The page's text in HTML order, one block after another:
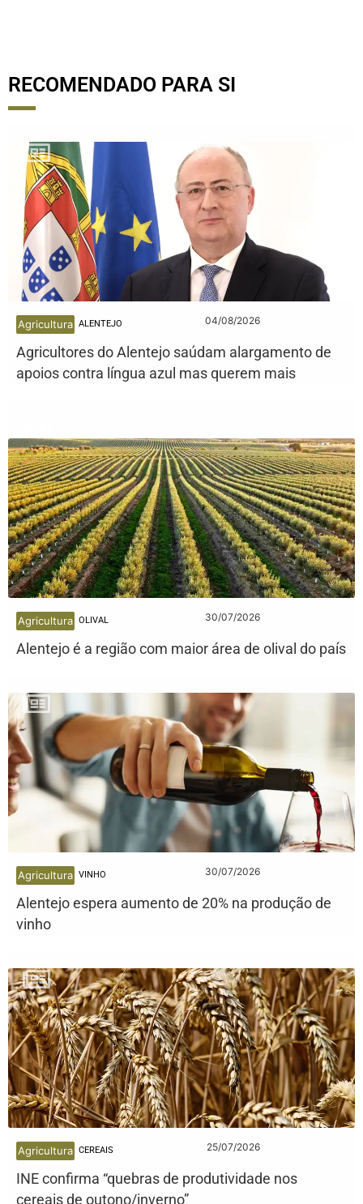
RECOMENDADO PARA SI
Agricultura ALENTEJO 04/08/2026
Agricultores do Alentejo saúdam alargamento de
apoios contra língua azul mas querem mais
Agricultura OLIVAL 30/07/2026
Alentejo é a região com maior área de olival do país
Agricultura VINHO 30/07/2026
Alentejo espera aumento de 20% na produção de
vinho
Agricultura CEREAIS 25/07/2026
INE confirma “quebras de produtividade nos
cereais de outono/inverno”